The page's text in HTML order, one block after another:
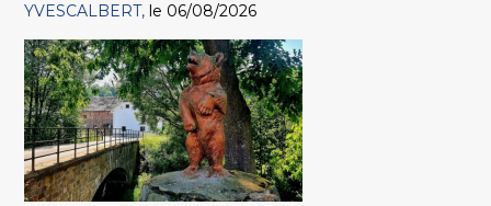
YVESCALBERT le 06/08/2026